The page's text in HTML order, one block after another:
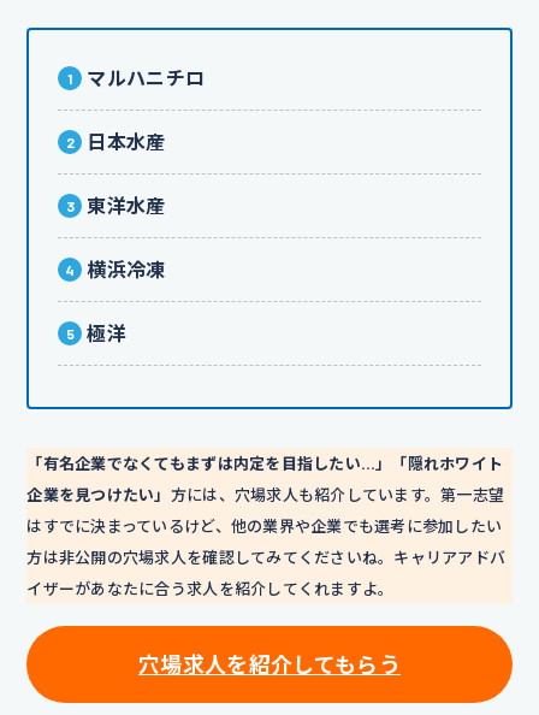
マルハニチロ
日本水産
東洋水産
横浜冷凍
極洋
「有名企業でなくてもまずは内定を目指したい…」「隠れホワイト
企業を見つけたい」 方には、穴場求人も紹介しています。第一志望
はすでに決まっているけど、他の業界や企業でも選考に参加したい
方は非公開の穴場求人を確認してみてくださいね。キャリアアドバ
イザーがあなたに合う求人を紹介してくれますよ。
穴場求人を紹介してもらう